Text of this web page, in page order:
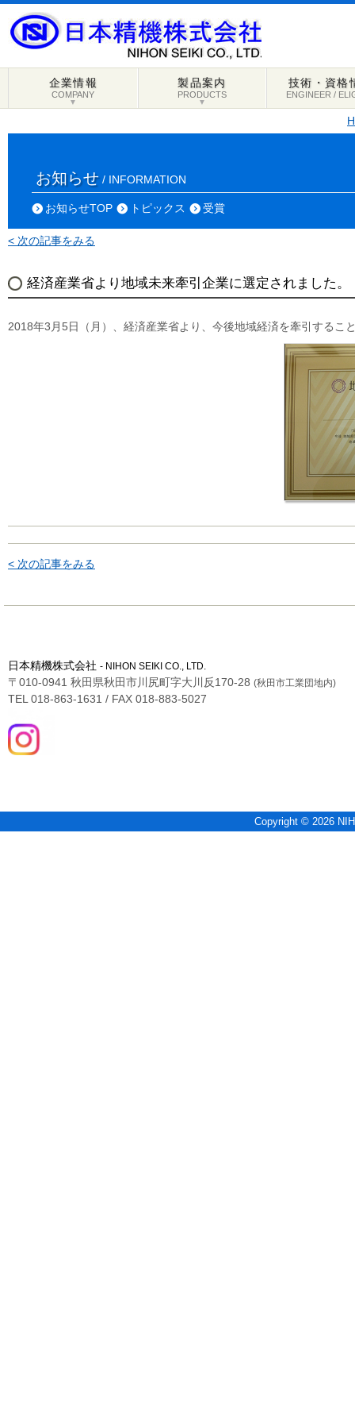
▼
企業情報
COMPANY
▼
製品案内
PRODUCTS
技術・資格
ENGINEER /
お知らせ/ INFORMATION
お知らせTOP トピックス 受賞
< 次の記事をみる
経済産業省より地域未来牽引企業に選定されました。
2018年3月5日（月）、経済産業省より、今後地域経済を牽引するこ
< 次の記事をみる
日本精機株式会社 - NIHON SEIKI CO., LTD.
〒010-0941 秋田県秋田市川尻町字大川反170-28 (秋田市工業団地内)
TEL 018-863-1631 / FAX 018-883-5027
Copyright © 2026